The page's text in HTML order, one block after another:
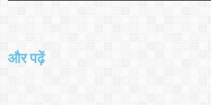
और पढ़ें